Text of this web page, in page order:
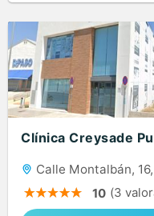
Clínica Creysade
Calle Montalbán,
10 (3